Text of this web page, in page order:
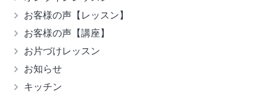
お客様の声【レッスン】
お客様の声【講座】
お片づけレッスン
お知らせ
キッチン